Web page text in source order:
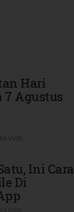
Hari
Agustus
Ini Cara
Di